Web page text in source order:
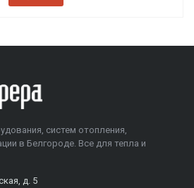
систем отопления,
в Белгороде. Все для тепла и
д. 5